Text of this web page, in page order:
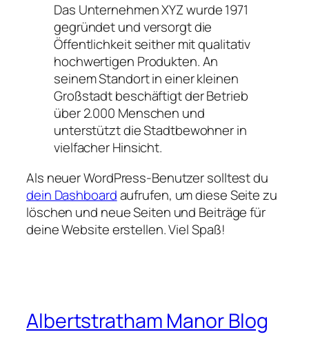
Das Unternehmen XYZ wurde 1971
gegründet und versorgt die
Öffentlichkeit seither mit qualitativ
hochwertigen Produkten. An
seinem Standort in einer kleinen
Großstadt beschäftigt der Betrieb
über 2.000 Menschen und
unterstützt die Stadtbewohner in
vielfacher Hinsicht.
Als neuer WordPress-Benutzer solltest du
dein Dashboardaufrufen, um diese Seite zu
löschen und neue Seiten und Beiträge für
deine Website erstellen. Viel Spaß!
Albertstratham Manor Blog